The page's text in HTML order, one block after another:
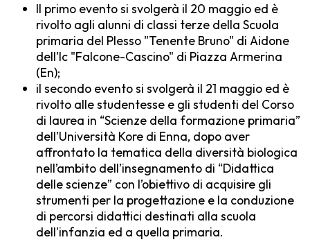
Il primo evento si svolgerà il 20 maggio ed è
rivolto agli alunni di classi terze della Scuola
primaria del Plesso "Tenente Bruno" di Aidone
dell'Ic "Falcone-Cascino" di Piazza Armerina
(En);
il secondo evento si svolgerà il 21 maggio ed è
rivolto alle studentesse e gli studenti del Corso
di laurea in “Scienze della formazione primaria”
dell’Università Kore di Enna, dopo aver
affrontato la tematica della diversità biologica
nell’ambito dell’insegnamento di “Didattica
delle scienze” con l’obiettivo di acquisire gli
strumenti per la progettazione e la conduzione
di percorsi didattici destinati alla scuola
dell'infanzia ed a quella primaria.